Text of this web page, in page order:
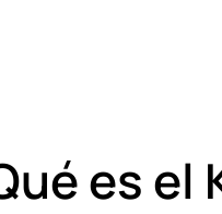
es el